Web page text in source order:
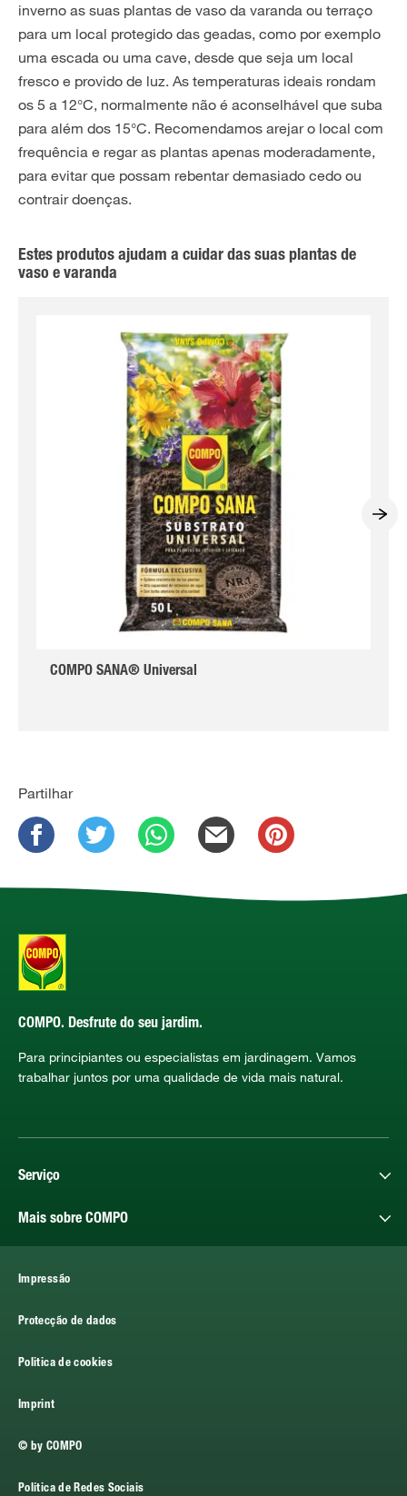
inverno as suas plantas de vaso da varanda ou terraço
para um local protegido das geadas, como por exemplo
uma escada ou uma cave, desde que seja um local
fresco e provido de luz. As temperaturas ideais rondam
os 5 a 12°C, normalmente não é aconselhável que suba
para além dos 15°C. Recomendamos arejar o local com
frequência e regar as plantas apenas moderadamente,
para evitar que possam rebentar demasiado cedo ou
contrair doenças.
Estes produtos ajudam a cuidar das suas plantas de
vaso e varanda
COMPO SANA® Universal
Partilhar
COMPO. Desfrute do seu jardim.
Para principiantes ou especialistas em jardinagem. Vamos
trabalhar juntos por uma qualidade de vida mais natural.
Serviço
Mais sobre COMPO
Impressão
Protecção de dados
Politica de cookies
Imprint
© by COMPO
Política de Redes Sociais